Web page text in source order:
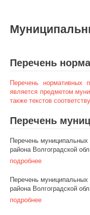
Перечень
Перечень нормативных
является предметом
также текстов
Перечень
Перечень муниципальных
района Волгоградской
подробнее
Перечень
района Волгоградской
подробнее